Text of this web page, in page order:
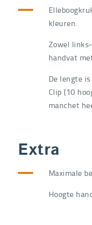
kleuren.
Zowel
handvat
De lengte
Clip (10
manchet
Extra
Maximale
Hoogte